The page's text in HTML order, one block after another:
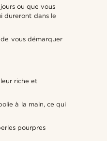
ou que vous
dureront dans le
vous démarquer
riche et
à la main, ce qui
pourpres